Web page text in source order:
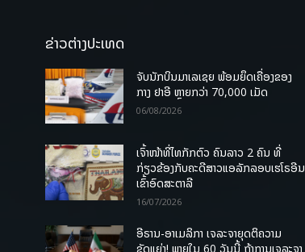
ຂ່າວຕ່າງປະເທດ
ຈັບນັກບິນມາເລເຊຍ ພ້ອມຍຶດເຄື່ອງຂອງ
ກາງ ຢາອີ ຫຼາຍກວ່າ 70,000 ເມັດ
06/08/2026
ເຈົ້າໜ້າທີ່ໄທກັກຕົວ ຄົນລາວ 2 ຄົນ ທີ່
ກ່ຽວຂ້ອງກັບຄະດີສາວແອລັກລອບເຮໂຣອີນ
ເຂົ້າອົດສະຕາລີ
16/07/2026
ອີຣານ-ອາເມລິກາ ເຈລະຈາຍຸດຕິຄວາມ
ຂັດແຍ່ງ! ພາຍໃນ 60 ວັນນີ້ ຖ້າການເຈລະຈາ